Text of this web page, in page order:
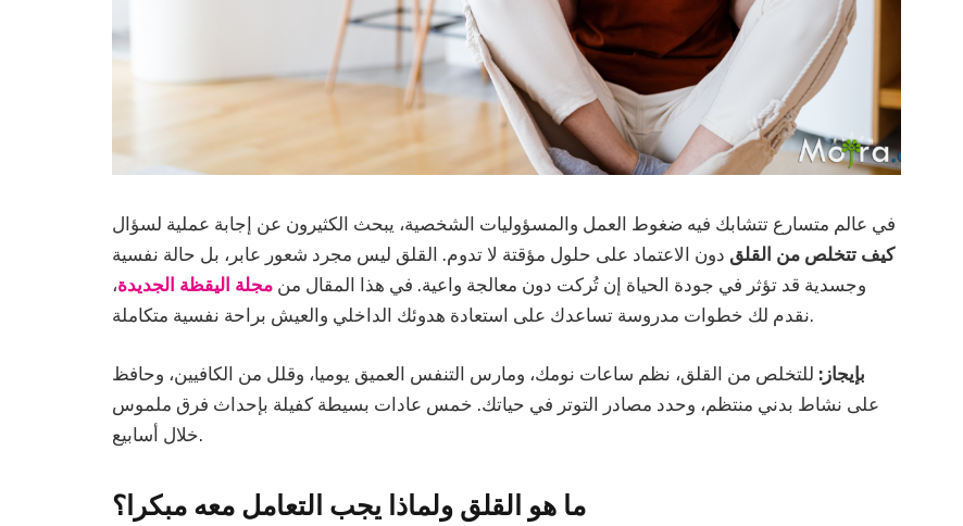
في عالم متسارع تتشابك فيه ضغوط العمل والمسؤوليات الشخصية، يبحث الكثيرون عن إجابة عملية لسؤال
كيف تتخلص من القلق دون الاعتماد على حلول مؤقتة لا تدوم. القلق ليس مجرد شعور عابر، بل حالة نفسية
وجسدية قد تؤثر في جودة الحياة إن تُركت دون معالجة واعية. في هذا المقال من مجلة اليقظة الجديدة،
نقدم لك خطوات مدروسة تساعدك على استعادة هدوئك الداخلي والعيش براحة نفسية متكاملة.
بإيجاز: للتخلص من القلق، نظم ساعات نومك، ومارس التنفس العميق يوميا، وقلل من الكافيين، وحافظ
على نشاط بدني منتظم، وحدد مصادر التوتر في حياتك. خمس عادات بسيطة كفيلة بإحداث فرق ملموس
خلال أسابيع.
ما هو القلق ولماذا يجب التعامل معه مبكرا؟